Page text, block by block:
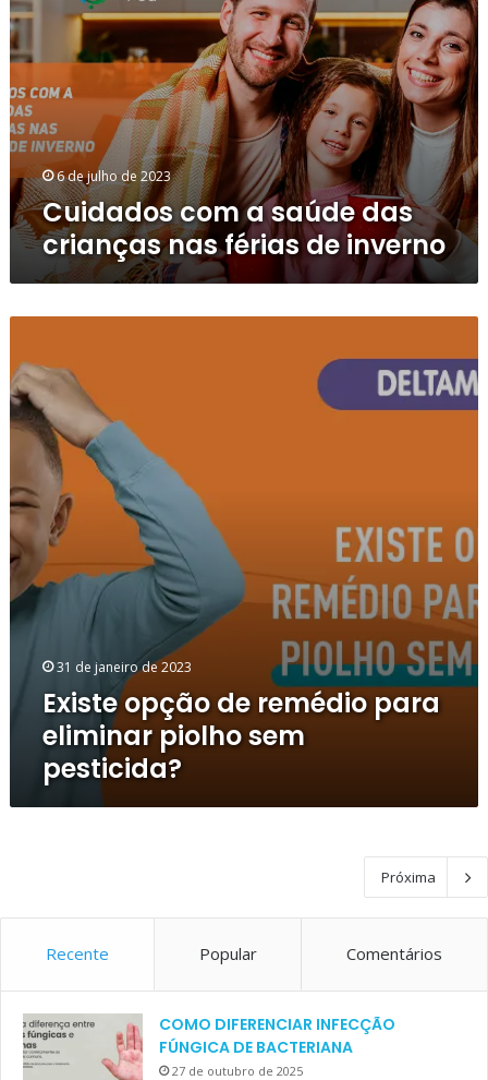
a
saúde
das
nas
férias
de
inverno6 de julho de 2023
Cuidados com a saúde das
crianças nas férias de inverno
de
remédio
para
eliminar
piolho
sem
pesticida?
31 de janeiro de 2023
Existe opção de remédio para
eliminar piolho sem
pesticida?
Próxima
Recente Popular Comentários
COMO DIFERENCIAR INFECÇÃO
FÚNGICA DE BACTERIANA
27 de outubro de 2025